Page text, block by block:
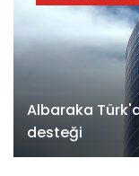
Albaraka
desteği